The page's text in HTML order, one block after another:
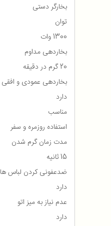
بخارگر دستی
توان
1300 وات
بخاردهی مداوم
20 گرم در دقیقه
بخاردهی عمودی و افقی
دارد
مناسب
استفاده روزمره و سفر
مدت زمان گرم شدن
15 ثانیه
ضدعفونی کردن لباس ها
دارد
عدم نیاز به میز اتو
دارد